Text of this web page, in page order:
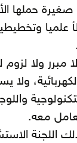
مبرر ولا
ولا
معه.
اللجنة